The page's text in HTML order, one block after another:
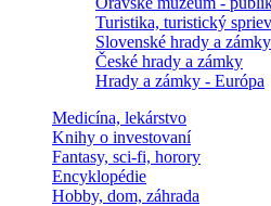
Turistika, turistický
Slovenské hrady a zámky
České hrady a zámky
Hrady a zámky - Európa
Medicína, lekárstvo
Knihy o investovaní
Fantasy, sci-fi, horory
Encyklopédie
Hobby, dom, záhrada